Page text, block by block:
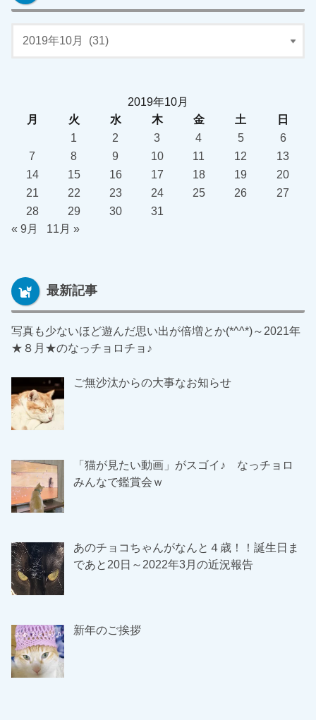
2019年10月
月
火 水 木 金 土
日
1
2 3 4 5
6
7
8 9 10 11 12
13
14
15 16 17 18 19
20
21
22 23 24 25 26
27
28
29 30
31
« 9月
11月 »
最新記事
写真も少ないほど遊んだ思い出が倍増とか(*^^*)～2021年
★８月★のなっチョロチョ♪
ご無沙汰からの大事なお知らせ
「猫が見たい動画」がスゴイ♪ なっチョロ
みんなで鑑賞会ｗ
あのチョコちゃんがなんと４歳！！誕生日ま
であと20日～2022年3月の近況報告
新年のご挨拶